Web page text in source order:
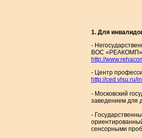
1. Для
-
ВОС «РЕАКОМП»
http://
- Центр
http://ced.vlsu.ru/
- Московский
заведением для
-
сенсорными